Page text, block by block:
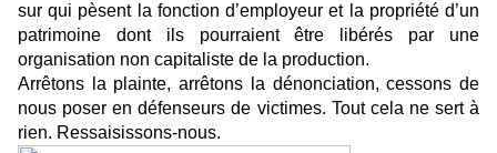
sur qui pèsent la fonction d’employeur et la propriété d’un
patrimoine dont ils pourraient être libérés par une
organisation non capitaliste de la production.
Arrêtons la plainte, arrêtons la dénonciation, cessons de
nous poser en défenseurs de victimes. Tout cela ne sert à
rien. Ressaisissons-nous.